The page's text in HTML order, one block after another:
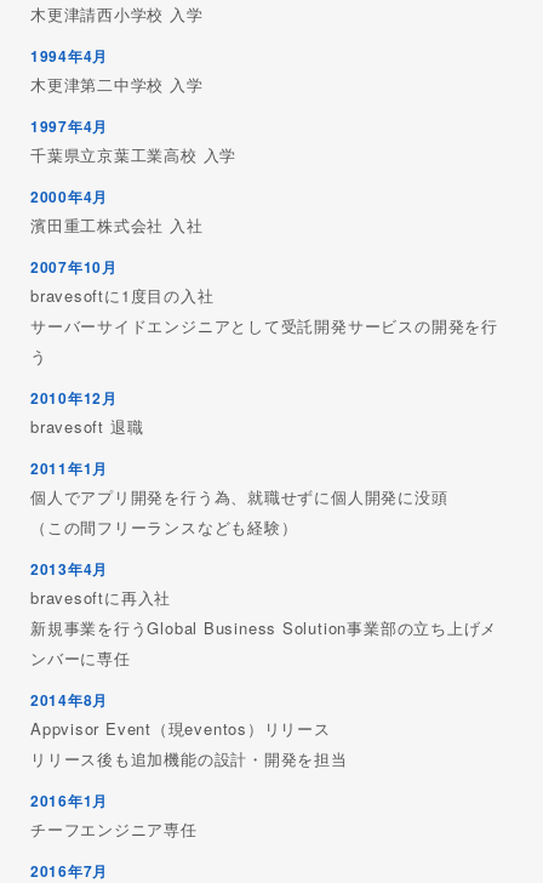
木更津請西小学校 入学
1994年4月
木更津第二中学校 入学
1997年4月
千葉県立京葉工業高校 入学
2000年4月
濱田重工株式会社 入社
2007年10月
bravesoftに1度目の入社
サーバーサイドエンジニアとして受託開発サービスの開発を行
う
2010年12月
bravesoft 退職
2011年1月
個人でアプリ開発を行う為、就職せずに個人開発に没頭
（この間フリーランスなども経験）
2013年4月
bravesoftに再入社
新規事業を行うGlobal Business Solution事業部の立ち上げメ
ンバーに専任
2014年8月
Appvisor Event（現eventos）リリース
リリース後も追加機能の設計・開発を担当
2016年1月
チーフエンジニア専任
2016年7月